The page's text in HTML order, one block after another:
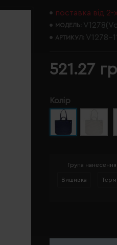
поставка від 2-
МОДЕЛЬ:
АРТИКУЛ: V1278-11
521.27
Колір
Група нанесення
Вишивка